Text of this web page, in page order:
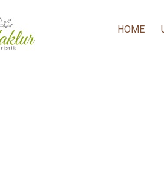
HOME